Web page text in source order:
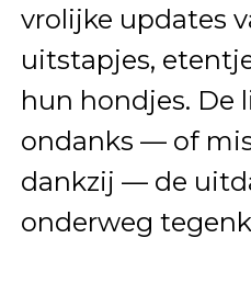
vrolijke updates
uitstapjes,
hun hondjes. De
ondanks — of
dankzij — de
onderweg